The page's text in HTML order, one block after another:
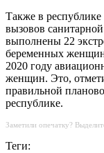
Также в республике
вызовов
выполнены 22
беременных
2020 году
женщин. Это,
правильной
республике.
Заметили опечатку?
Теги: